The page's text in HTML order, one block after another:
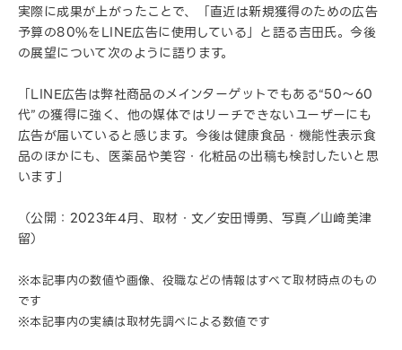
実際に成果が上がったことで、「直近は新規獲得のための広告
予算の80%をLINE広告に使用している」と語る吉田氏。今後
の展望について次のように語ります。
「LINE広告は弊社商品のメインターゲットでもある“50〜60
代”の獲得に強く、他の媒体ではリーチできないユーザーにも
広告が届いていると感じます。今後は健康食品・機能性表示食
品のほかにも、医薬品や美容・化粧品の出稿も検討したいと思
います」
（公開：2023年4月、取材・文／安田博勇、写真／山﨑美津
留）
※本記事内の数値や画像、役職などの情報はすべて取材時点のもの
です
※本記事内の実績は取材先調べによる数値です